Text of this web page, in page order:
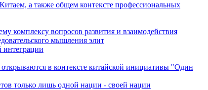
а также общем контексте профессиональных
комплексу вопросов развития и взаимодействия
мышления элит
интеграции
в контексте китайской инициативы "Один
только лишь одной нации - своей нации